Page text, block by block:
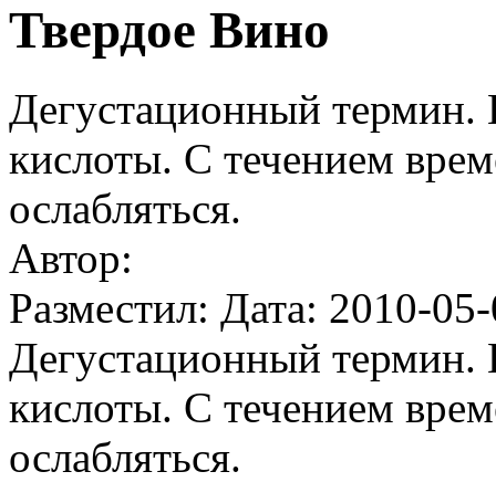
Твердое Вино
Дегустационный термин.
кислоты. С течением
ослабляться.
Автор:
Разместил: Дата: 2010-
Дегустационный термин.
кислоты. С течением
ослабляться.